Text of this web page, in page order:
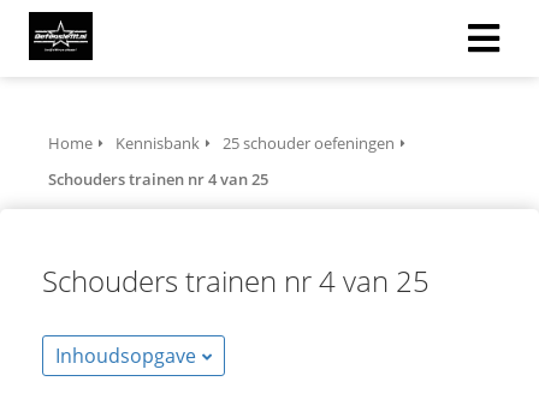
Home Kennisbank
25 schouder oefeningen
Schouders trainen nr 4 van 25
Schouders trainen nr 4 van 25
Inhoudsopgave